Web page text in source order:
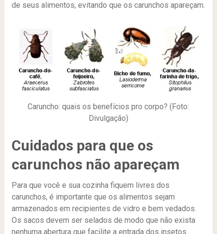
de seus alimentos, evitando que os carunchos apareçam.
Caruncho: quais os benefícios pro corpo? (Foto:
Divulgação)
Cuidados para que os
carunchos não apareçam
Para que você e sua cozinha fiquem livres dos
carunchos, é importante que os alimentos sejam
armazenados em recipientes de vidro e bem vedados.
Os sacos devem ser selados de modo que não exista
nenhuma abertura que facilite a entrada dos insetos.